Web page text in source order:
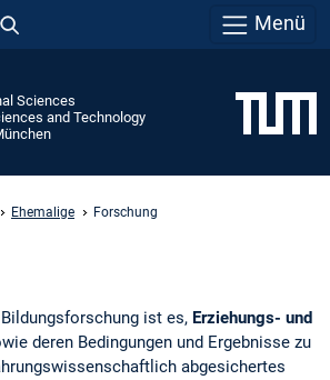
Menü
Sciences
and Technology
Ehemalige Forschung
ist es, Erziehungs- und
deren Bedingungen und Ergebnisse zu
abgesichertes